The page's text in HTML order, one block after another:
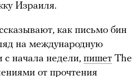
Израиля.
как письмо бин
на международную
с начала недели, пишет The
от прочтения